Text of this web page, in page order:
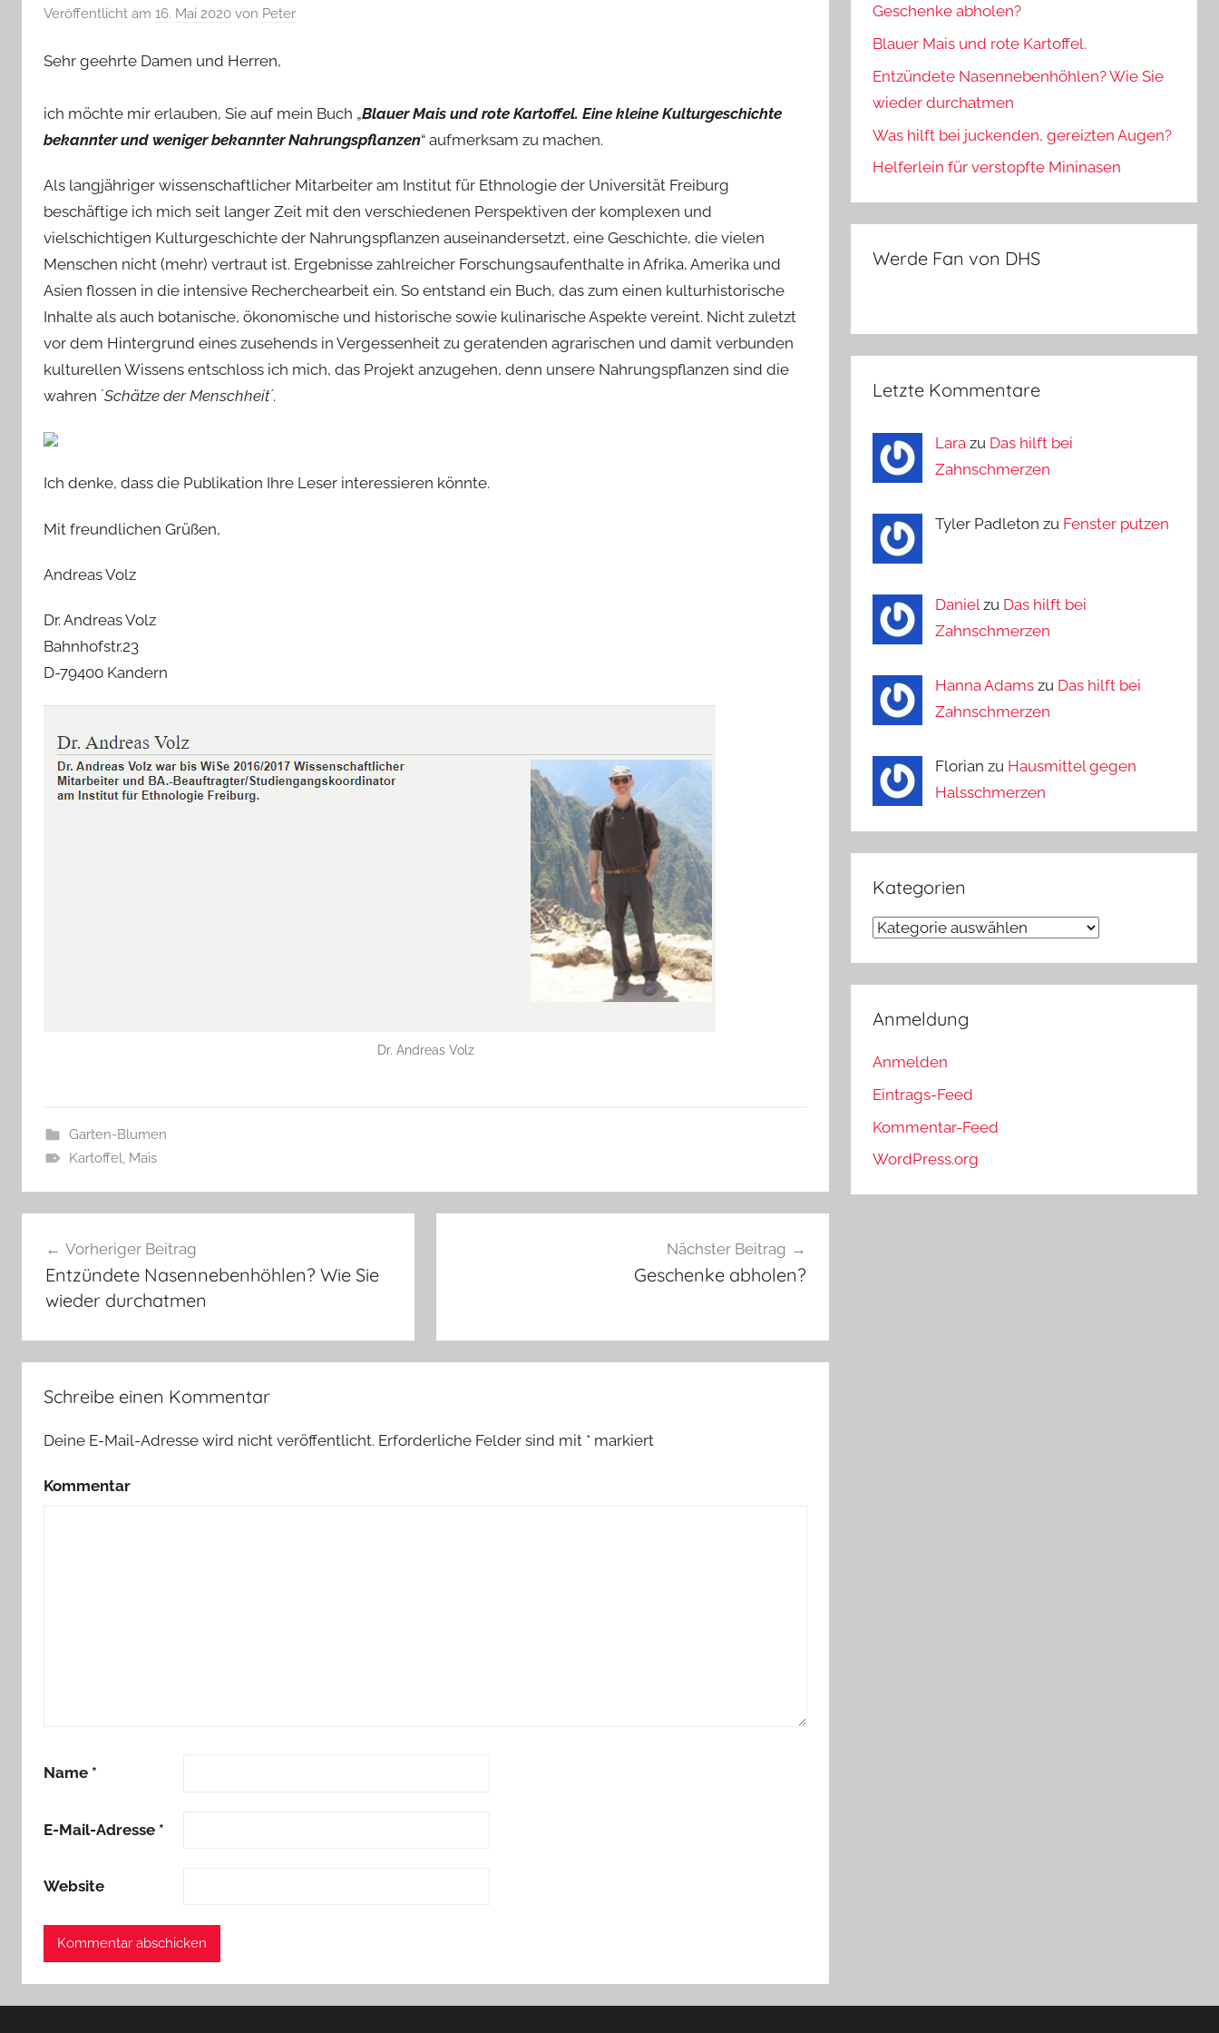
Veröffentlicht am 16. Mai 2020 von Peter
Sehr geehrte Damen und Herren,
ich möchte mir erlauben, Sie auf mein Buch „Blauer Mais und rote Kartoffel. Eine kleine Kulturgeschichte
bekannter und weniger bekannter Nahrungspflanzen“ aufmerksam zu machen.
Als langjähriger wissenschaftlicher Mitarbeiter am Institut für Ethnologie der Universität Freiburg
beschäftige ich mich seit langer Zeit mit den verschiedenen Perspektiven der komplexen und
vielschichtigen Kulturgeschichte der Nahrungspflanzen auseinandersetzt, eine Geschichte, die vielen
Menschen nicht (mehr) vertraut ist. Ergebnisse zahlreicher Forschungsaufenthalte in Afrika, Amerika und
Asien flossen in die intensive Recherchearbeit ein. So entstand ein Buch, das zum einen kulturhistorische
Inhalte als auch botanische, ökonomische und historische sowie kulinarische Aspekte vereint. Nicht zuletzt
vor dem Hintergrund eines zusehends in Vergessenheit zu geratenden agrarischen und damit verbunden
kulturellen Wissens entschloss ich mich, das Projekt anzugehen, denn unsere Nahrungspflanzen sind die
wahren ´Schätze der Menschheit´.
Ich denke, dass die Publikation Ihre Leser interessieren könnte.
Mit freundlichen Grüßen,
Andreas Volz
Dr. Andreas Volz
Bahnhofstr.23
D-79400 Kandern
Dr. Andreas Volz
Garten-Blumen
Kartoffel, Mais
Vorheriger Beitrag
Entzündete Nasennebenhöhlen? Wie Sie
wieder durchatmen
Nächster Beitrag
Geschenke abholen?
Schreibe einen Kommentar
Deine E-Mail-Adresse wird nicht veröffentlicht. Erforderliche Felder sind mit * markiert
Kommentar
Name *
E-Mail-Adresse *
Website
Geschenke abholen?
Blauer Mais und rote Kartoffel.
Entzündete Nasennebenhöhlen? Wie Sie
wieder durchatmen
Was hilft bei juckenden, gereizten Augen?
Helferlein für verstopfte Mininasen
Werde Fan von DHS
Letzte Kommentare
Larazu Das hilft bei
Zahnschmerzen
Tyler Padleton zu Fenster putzen
Daniel zu Das hilft bei
Zahnschmerzen
Hanna Adamszu Das hilft bei
Zahnschmerzen
Florian zu Hausmittel gegen
Halsschmerzen
Kategorien
Kategorien
Anmeldung
Anmelden
Eintrags-Feed
Kommentar-Feed
WordPress.org